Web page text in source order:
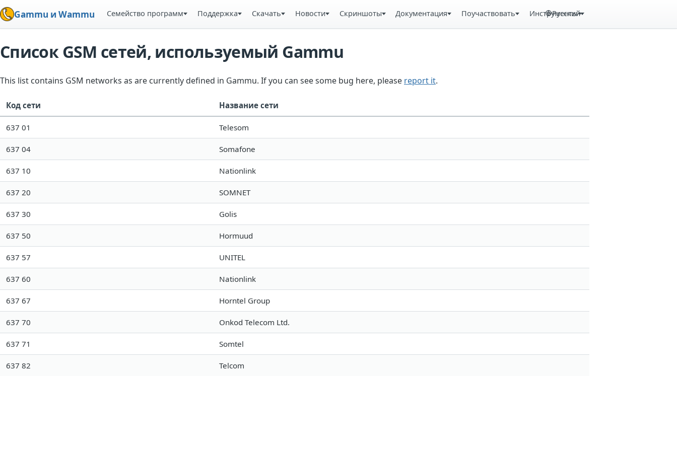
Gammu и Wammu Семейство программ Поддержка Скачать Новости Скриншоты Документация Поучаствовать Инструменты
Русский
Список GSM сетей, используемый Gammu
This list contains GSM networks as are currently defined in Gammu. If you can see some bug here, please report it.
Код сети Название сети
637 01 Telesom
637 04 Somafone
637 10 Nationlink
637 20 SOMNET
637 30 Golis
637 50 Hormuud
637 57 UNITEL
637 60 Nationlink
637 67 Horntel Group
637 70 Onkod Telecom Ltd.
637 71 Somtel
637 82 Telcom